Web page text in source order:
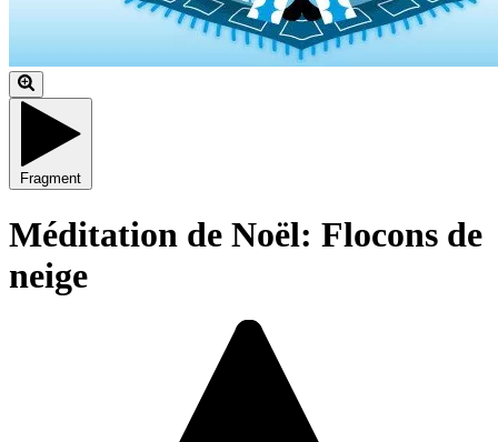
Fragment
Méditation de Noël: Flocons de
neige